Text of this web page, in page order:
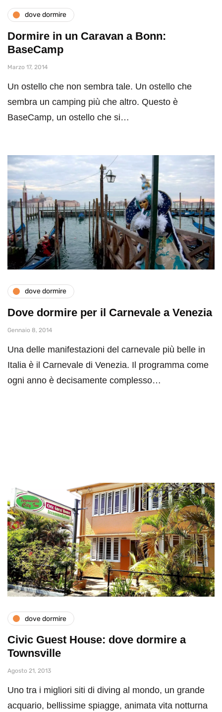
dove dormire
Dormire in un Caravan a Bonn:
BaseCamp
Marzo 17, 2014
Un ostello che non sembra tale. Un ostello che
sembra un camping più che altro. Questo è
BaseCamp, un ostello che si…
dove dormire
Dove dormire per il Carnevale a Venezia
Gennaio 8, 2014
Una delle manifestazioni del carnevale più belle in
Italia è il Carnevale di Venezia. Il programma come
ogni anno è decisamente complesso…
dove dormire
Civic Guest House: dove dormire a
Townsville
Agosto 21, 2013
Uno tra i migliori siti di diving al mondo, un grande
acquario, bellissime spiagge, animata vita notturna